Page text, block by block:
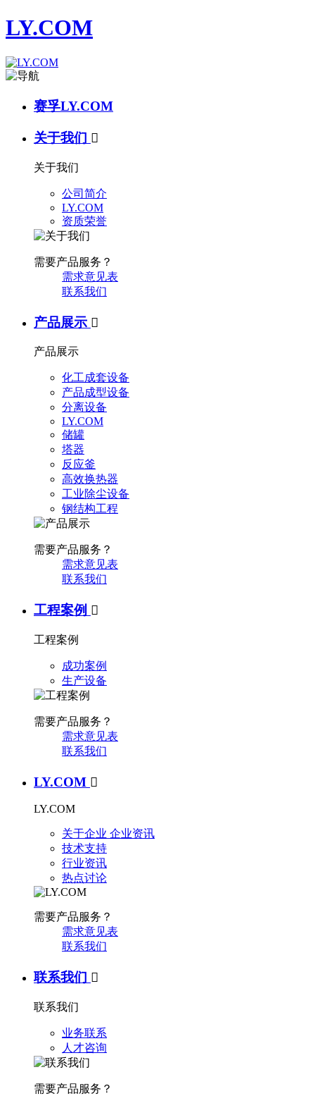
LY.COM
赛孚LY.COM
关于我们 
关于我们
公司简介
LY.COM
资质荣誉
需要产品服务？
需求意见表
联系我们
产品展示 
产品展示
化工成套设备
产品成型设备
分离设备
LY.COM
储罐
塔器
反应釜
高效换热器
工业除尘设备
钢结构工程
需要产品服务？
需求意见表
联系我们
工程案例 
工程案例
成功案例
生产设备
需要产品服务？
需求意见表
联系我们
LY.COM 
LY.COM
关于企业 企业资讯
技术支持
行业资讯
热点讨论
需要产品服务？
需求意见表
联系我们
联系我们 
联系我们
业务联系
人才咨询
需要产品服务？